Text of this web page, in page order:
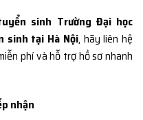
sinh Trường Đại học
sinh tại Hà Nội, hãy liên hệ
phí và hỗ trợ hồ sơ nhanh
nhận